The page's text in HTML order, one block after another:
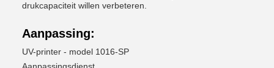
drukcapaciteit willen verbeteren.
Aanpassing:
UV-printer - model 1016-SP